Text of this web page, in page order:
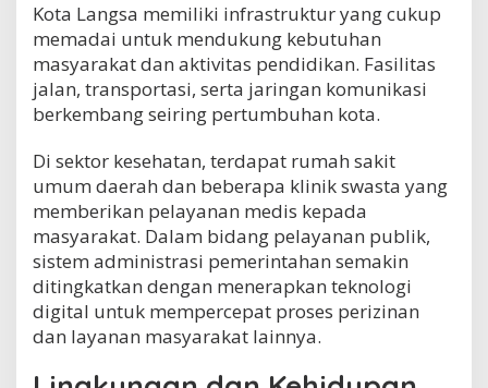
Kota Langsa memiliki infrastruktur yang cukup
memadai untuk mendukung kebutuhan
masyarakat dan aktivitas pendidikan. Fasilitas
jalan, transportasi, serta jaringan komunikasi
berkembang seiring pertumbuhan kota.
Di sektor kesehatan, terdapat rumah sakit
umum daerah dan beberapa klinik swasta yang
memberikan pelayanan medis kepada
masyarakat. Dalam bidang pelayanan publik,
sistem administrasi pemerintahan semakin
ditingkatkan dengan menerapkan teknologi
digital untuk mempercepat proses perizinan
dan layanan masyarakat lainnya.